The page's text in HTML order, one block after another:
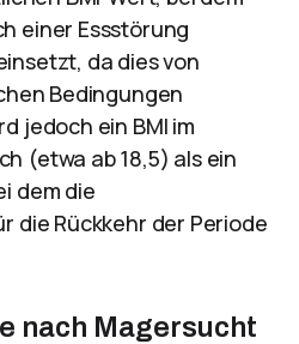
einer Essstörung
da dies von
Bedingungen
jedoch ein BMI im
(etwa ab 18,5) als ein
dem die
die Rückkehr der Periode
nach Magersucht